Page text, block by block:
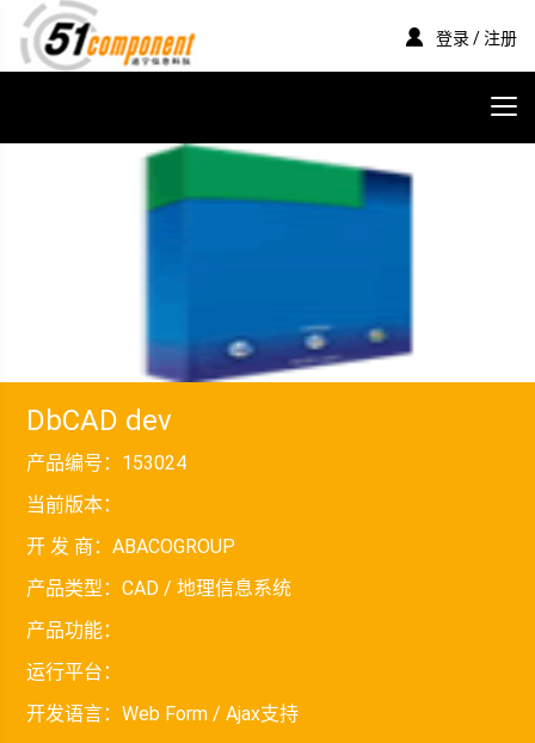
登录 / 注册
DbCAD dev
产品编号： 153024
当前版本：
开 发 商：ABACOGROUP
产品类型：CAD / 地理信息系统
产品功能：
运行平台：
开发语言：Web Form / Ajax支持